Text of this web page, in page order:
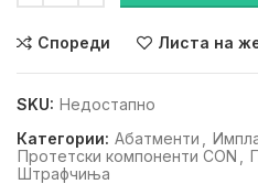
Спореди Листа на
SKU: Недостапно
Категории: Абатменти
Протетски компоненти CON
Штрафчиња